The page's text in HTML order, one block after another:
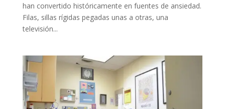
han convertido históricamente en fuentes de ansiedad.
Filas, sillas rígidas pegadas unas a otras, una
televisión...